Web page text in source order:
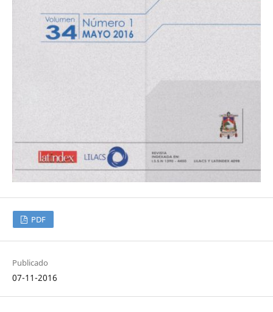
PDF
Publicado
07-11-2016